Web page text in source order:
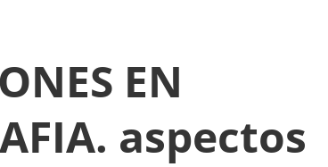
EN
aspectos